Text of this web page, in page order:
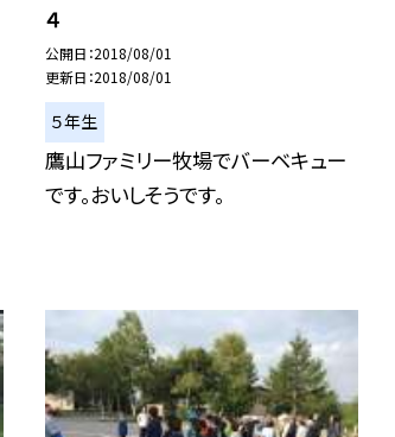
４
公開日 2018/08/01
更新日 2018/08/01
５年生
鷹山ファミリー牧場でバーベキュー
です。おいしそうです。